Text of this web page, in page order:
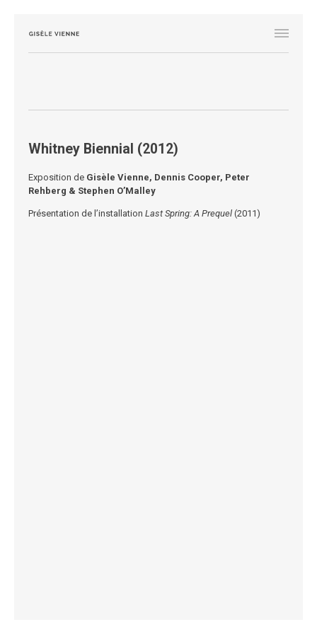
Whitney Biennial (2012)
Exposition de Gisèle Vienne, Dennis Cooper, Peter
Rehberg & Stephen O’Malley
Présentation de l’installation Last Spring: A Prequel (2011)